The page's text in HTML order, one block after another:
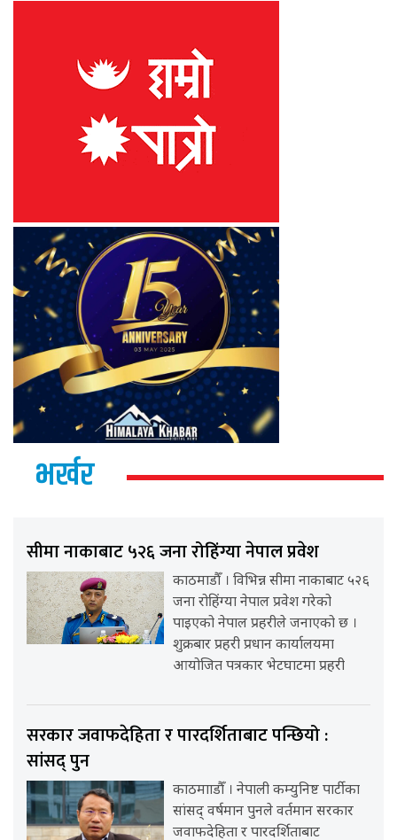
भर्खर
सीमा नाकाबाट ५२६ जना रोहिंग्या नेपाल प्रवेश
काठमाडौँ । विभिन्न सीमा नाकाबाट ५२६
जना रोहिंग्या नेपाल प्रवेश गरेको
पाइएको नेपाल प्रहरीले जनाएको छ ।
शुक्रबार प्रहरी प्रधान कार्यालयमा
आयोजित पत्रकार भेटघाटमा प्रहरी
सरकार जवाफदेहिता र पारदर्शिताबाट पन्छियो :
सांसद् पुन
काठमााडौँ । नेपाली कम्युनिष्ट पार्टीका
सांसद् वर्षमान पुनले वर्तमान सरकार
जवाफदेहिता र पारदर्शिताबाट